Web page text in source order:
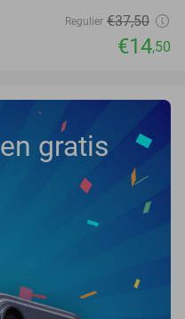
Regulier €37,50
€14,50
gratis